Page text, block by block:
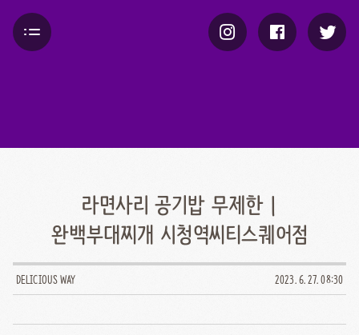
라면사리 공기밥 무제한 |
완백부대찌개 시청역씨티스퀘어점
DELICIOUS WAY 2023. 6. 27. 08:30